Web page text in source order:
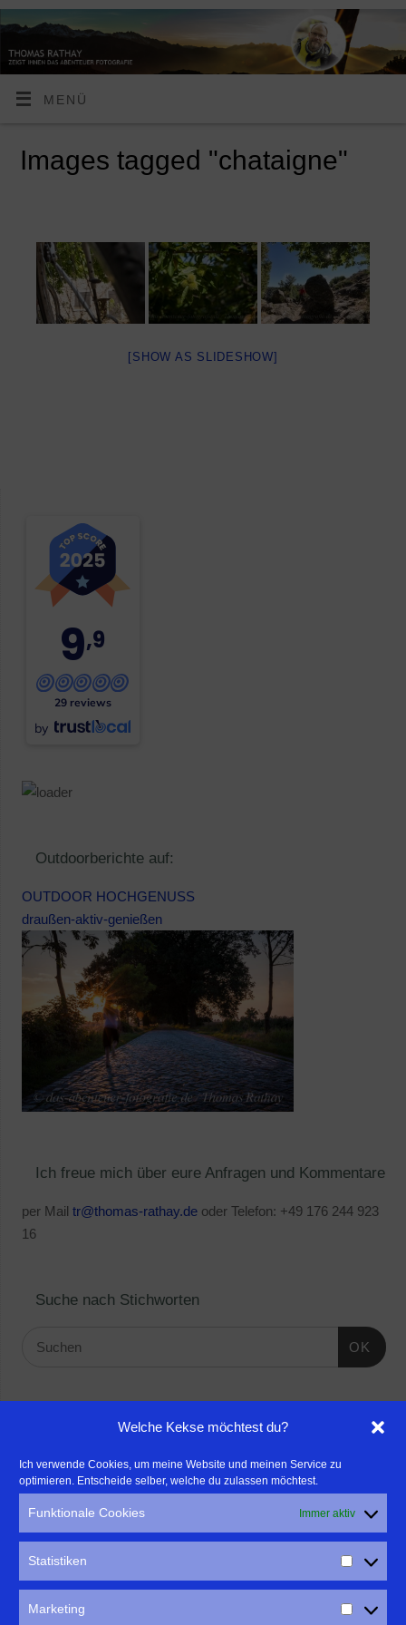
Welche Kekse möchtest du?
Ich verwende Cookies, um meine Website und meinen Service zu
optimieren. Entscheide selber, welche du zulassen möchtest.
Funktionale Cookies Immer aktiv
Statistiken
Marketing
MENÜ
Images tagged "chataigne"
[SHOW AS SLIDESHOW]
9,9
29 reviews
by
Outdoorberichte auf:
OUTDOOR HOCHGENUSS
draußen-aktiv-genießen
Ich freue mich über eure Anfragen und Kommentare
per Mail tr@thomas-rathay.deoder Telefon: +49 176 244 923
16
Suche nach Stichworten
OK
- Für professionelle Fotografen, die ihre Stärken mehr in den
Fokus rücken wollen, empfehle ich eine Beratung durch Frau
Dr. Martina Mettner